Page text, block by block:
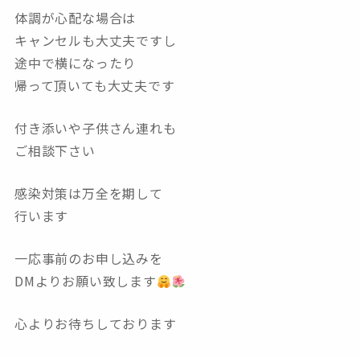
体調が心配な場合は
キャンセルも大丈夫ですし
途中で横になったり
帰って頂いても大丈夫です
付き添いや子供さん連れも
ご相談下さい
感染対策は万全を期して
行います
一応事前のお申し込みを
DMよりお願い致します
心よりお待ちしております